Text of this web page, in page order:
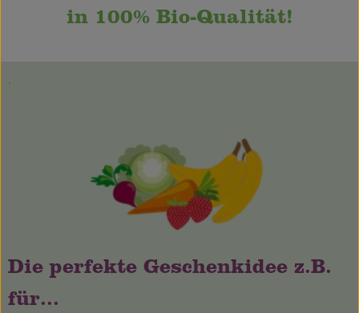
in 100% Bio-Qualität!
.
Die perfekte Geschenkidee z.B.
für...